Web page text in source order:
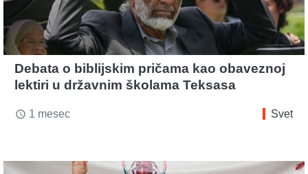
Debata o biblijskim pričama kao obaveznoj
lektiri u državnim školama Teksasa
access_time 1 mesec Svet